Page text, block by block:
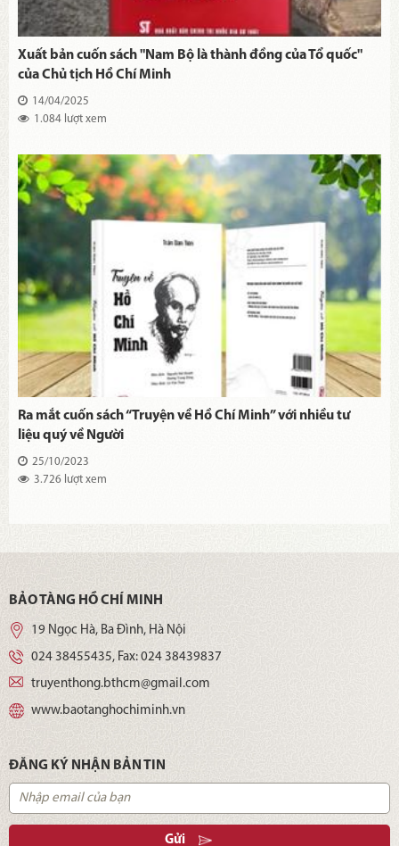
Xuất bản cuốn sách "Nam Bộ là thành đồng của Tổ quốc"
của Chủ tịch Hồ Chí Minh
14/04/2025
1.084 lượt xem
Ra mắt cuốn sách “Truyện về Hồ Chí Minh” với nhiều tư
liệu quý về Người
25/10/2023
3.726 lượt xem
BẢO TÀNG HỒ CHÍ MINH
19 Ngọc Hà, Ba Đình, Hà Nội
024 38455435, Fax: 024 38439837
truyenthong.bthcm@gmail.com
www.baotanghochiminh.vn
ĐĂNG KÝ NHẬN BẢN TIN
Gửi